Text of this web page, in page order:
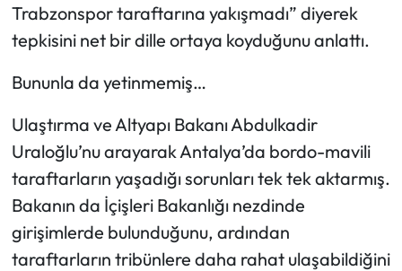
Trabzonspor taraftarına yakışmadı” diyerek
tepkisini net bir dille ortaya koyduğunu anlattı.
Bununla da yetinmemiş…
Ulaştırma ve Altyapı Bakanı Abdulkadir
Uraloğlu’nu arayarak Antalya’da bordo-mavili
taraftarların yaşadığı sorunları tek tek aktarmış.
Bakanın da İçişleri Bakanlığı nezdinde
girişimlerde bulunduğunu, ardından
taraftarların tribünlere daha rahat ulaşabildiğini